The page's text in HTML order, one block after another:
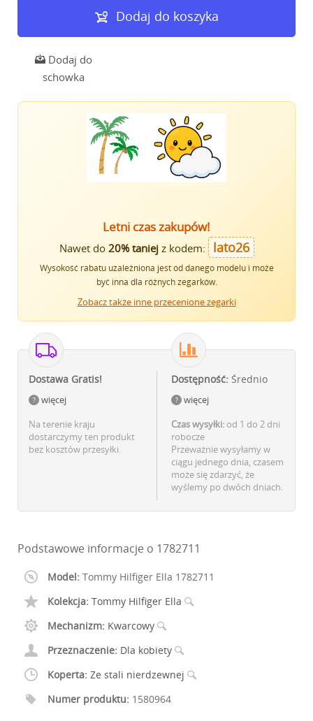
Dodaj do koszyka
Dodaj do
schowka
Letni czas zakupów!
Nawet do 20% taniejz kodem: lato26
Wysokość rabatu uzależniona jest od danego modelu i może
być inna dla różnych zegarków.
Zobacz także inne przecenione zegarki
Dostawa Gratis!
więcej
Na terenie kraju
dostarczymy ten produkt
bez kosztów przesyłki.
Dostępność: Średnio
więcej
Czas wysyłki: od 1 do 2 dni
robocze
Przeważnie wysyłamy w
ciągu jednego dnia, czasem
może się zdarzyć, że
wyślemy po dwóch dniach.
Podstawowe informacje o 1782711
Model: Tommy Hilfiger Ella 1782711
Kolekcja: Tommy Hilfiger Ella
Mechanizm: Kwarcowy
Przeznaczenie: Dla kobiety
Koperta: Ze stali nierdzewnej
Numer produktu: 1580964